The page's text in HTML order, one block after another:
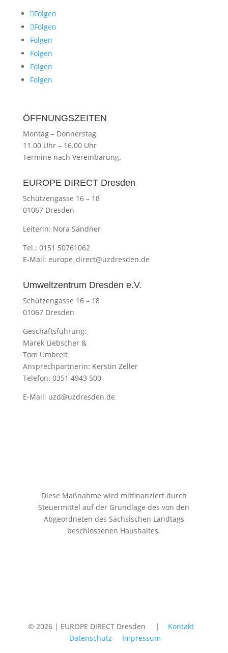
Folgen
Folgen
Folgen
Folgen
Folgen
Folgen
ÖFFNUNGSZEITEN
Montag –Donnerstag
11.00 Uhr –16.00 Uhr
Termine nach Vereinbarung.
EUROPE DIRECT Dresden
Schützengasse 16 – 18
01067 Dresden
Leiterin: Nora Sandner
Tel.: 0151 50761062
E-Mail: europe_direct@uzdresden.de
Umweltzentrum Dresden e.V.
Schützengasse 16 – 18
01067 Dresden
Geschäftsführung:
Marek Liebscher &
Tom Umbreit
Ansprechpartnerin: Kerstin Zeller
Telefon: 0351 4943 500
E-Mail: uzd@uzdresden.de
Diese Maßnahme wird mitfinanziert durch
Steuermittel auf der Grundlage des von den
Abgeordneten des Sächsischen Landtags
beschlossenen Haushaltes.
© 2026 | EUROPE DIRECT Dresden | Kontakt
Datenschutz
Impressum